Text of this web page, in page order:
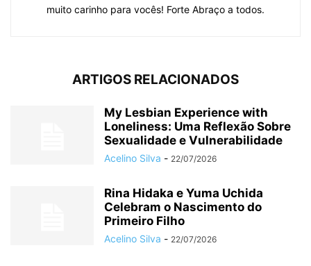
muito carinho para vocês! Forte Abraço a todos.
ARTIGOS RELACIONADOS
My Lesbian Experience with
Loneliness: Uma Reflexão Sobre
Sexualidade e Vulnerabilidade
Acelino Silva - 22/07/2026
Rina Hidaka e Yuma Uchida
Celebram o Nascimento do
Primeiro Filho
Acelino Silva - 22/07/2026